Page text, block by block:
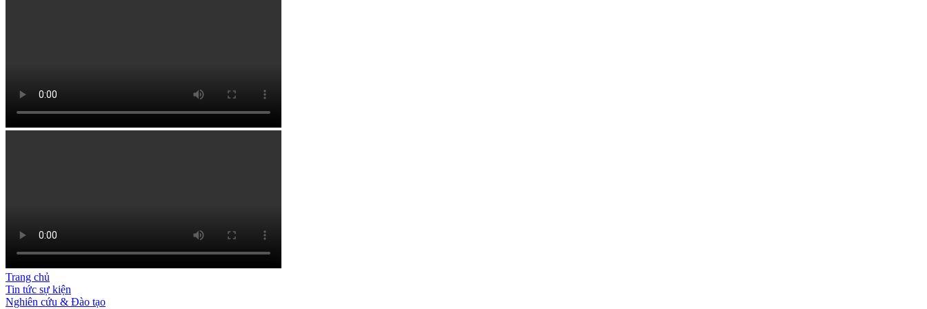
Trang chủ
Tin tức sự kiện
Nghiên cứu & Đào tạo